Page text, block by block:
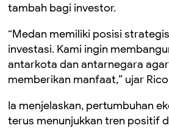
tambah bagi investor.
“Medan memiliki posisi
investasi. Kami ingin
antarkota dan antarnegara
memberikan manfaat,” ujar
Ia menjelaskan, pertumbuhan
terus menunjukkan tren positif